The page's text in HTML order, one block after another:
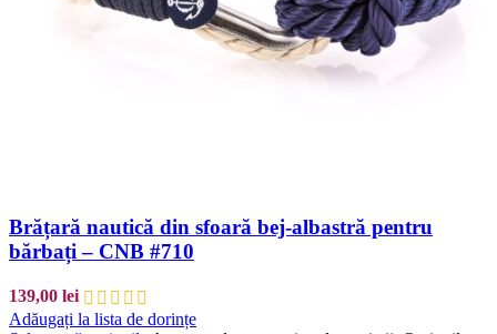
Brățară nautică din sfoară bej-albastră pentru
bărbați – CNB #710
139,00 lei
Adăugați la lista de dorințe